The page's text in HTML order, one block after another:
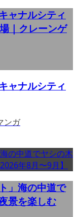
ャナルシティ
｜クレーンゲ
ャナルシティ
ンガ
」海の中道で
景を楽しむ